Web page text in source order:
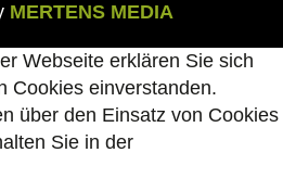
MERTENS MEDIA
Webseite erklären Sie sich
Cookies einverstanden.
über den Einsatz von Cookies
Sie in der